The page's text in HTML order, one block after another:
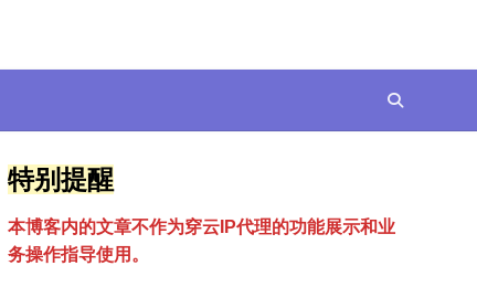
特别提醒
本博客内的文章不作为穿云 P代理的功能展示和业
务操作指导使用。